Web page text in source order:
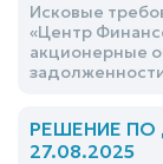
Исковые
«Центр
акционерные
РЕШЕНИЕ ПО
27.08.2025